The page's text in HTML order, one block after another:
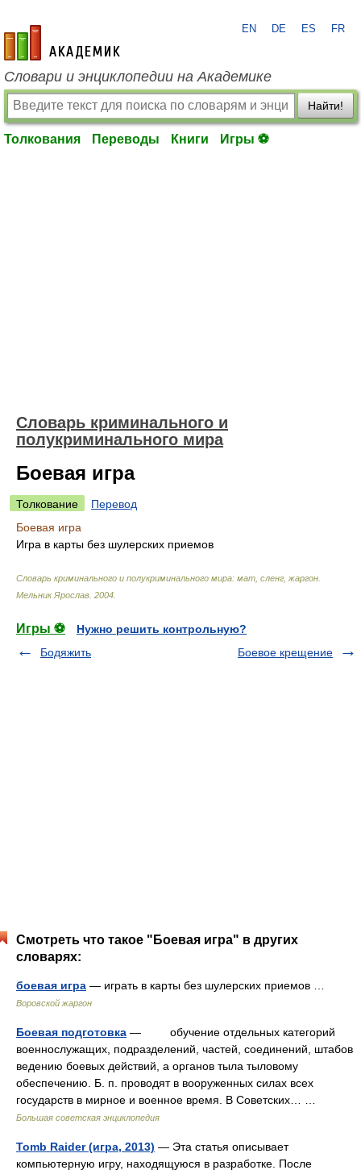
academic.ru
EN DE ES FR
Словари и энциклопедии на Академике
Найти!
Толкования Переводы Книги Игры ⚽
Словарь криминального и
полукриминального мира
Боевая игра
Толкование
Перевод
Боевая игра
Игра в карты без шулерских приемов
Словарь криминального и полукриминального мира: мат, сленг, жаргон
Мельник Ярослав 2004
Игры ⚽
Нужно решить контрольную?
Бодяжить
Боевое крещение
Смотреть что такое "Боевая игра" в других
словарях:
боевая игра — играть в карты без шулерских приемов …
Воровской жаргон
Боевая подготовка — обучение отдельных категорий
военнослужащих, подразделений, частей, соединений, штабов
ведению боевых действий, а органов тыла тыловому
обеспечению. Б. п. проводят в вооруженных силах всех
государств в мирное и военное время. В Советских… …
Большая советская энциклопедия
Tomb Raider (игра, 2013) — Эта статья описывает
компьютерную игру, находящуюся в разработке. После